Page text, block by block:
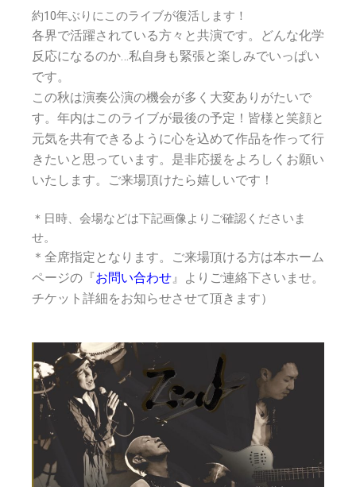
約10年ぶりにこのライブが復活します！
各界で活躍されている方々と共演です。どんな化学
反応になるのか…私自身も緊張と楽しみでいっぱい
です。
この秋は演奏公演の機会が多く大変ありがたいで
す。年内はこのライブが最後の予定！皆様と笑顔と
元気を共有できるように心を込めて作品を作って行
きたいと思っています。是非応援をよろしくお願い
いたします。
ご来場頂けたら嬉しいです！
＊日時、会場などは下記画像よりご確認くださいま
せ。
＊全席指定となります。ご来場頂ける方は本ホーム
ページの『お問い合わせ 』よりご連絡下さいませ。
チケット詳細をお知らせさせて頂きます）